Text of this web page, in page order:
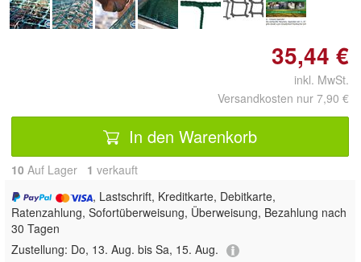
35,44 €
inkl. MwSt.
Versandkosten nur 7,90 €
In den Warenkorb
10 Auf Lager 1 verkauft
, Lastschrift, Kreditkarte, Debitkarte,
Ratenzahlung, Sofortüberweisung, Überweisung, Bezahlung nach
30 Tagen
Zustellung: Do, 13. Aug. bis Sa, 15. Aug.